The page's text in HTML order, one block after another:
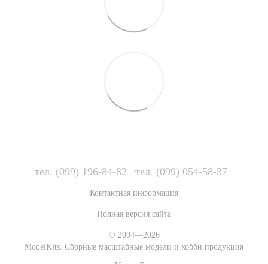
тел. (099) 196-84-82 тел. (099) 054-58-37
Контактная информация
Полная версия сайта
© 2004—2026
ModelKits. Сборные масштабные модели и хобби продукция